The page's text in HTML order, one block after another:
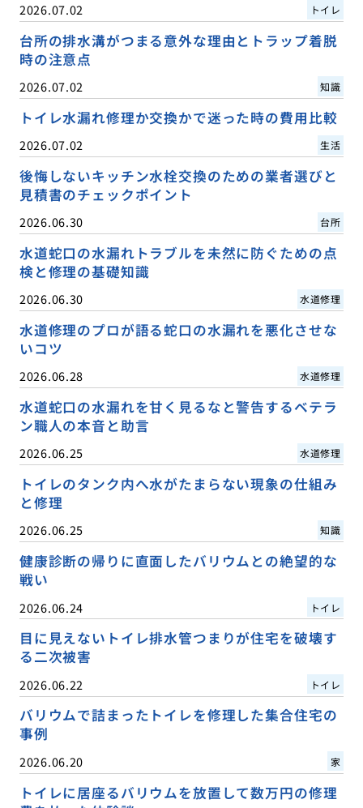
2026.07.02 トイレ
台所の排水溝がつまる意外な理由とトラップ着脱
時の注意点
2026.07.02 知識
トイレ水漏れ修理か交換かで迷った時の費用比較
2026.07.02 生活
後悔しないキッチン水栓交換のための業者選びと
見積書のチェックポイント
2026.06.30 台所
水道蛇口の水漏れトラブルを未然に防ぐための点
検と修理の基礎知識
2026.06.30 水道修理
水道修理のプロが語る蛇口の水漏れを悪化させな
いコツ
2026.06.28 水道修理
水道蛇口の水漏れを甘く見るなと警告するベテラ
ン職人の本音と助言
2026.06.25 水道修理
トイレのタンク内へ水がたまらない現象の仕組み
と修理
2026.06.25 知識
健康診断の帰りに直面したバリウムとの絶望的な
戦い
2026.06.24 トイレ
目に見えないトイレ排水管つまりが住宅を破壊す
る二次被害
2026.06.22 トイレ
バリウムで詰まったトイレを修理した集合住宅の
事例
2026.06.20 家
トイレに居座るバリウムを放置して数万円の修理